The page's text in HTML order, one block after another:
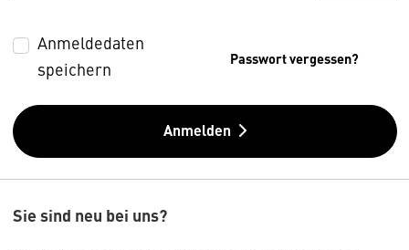
Anmeldedaten
speichern
Passwort vergessen?
Anmelden
Sie sind neu bei uns?